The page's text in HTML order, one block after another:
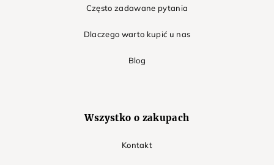
Często zadawane pytania
Dlaczego warto kupić u nas
Blog
Wszystko o zakupach
Kontakt